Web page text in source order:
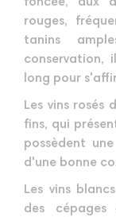
rouges,
tanins
conservation,
long pour
Les vins rosés
fins, qui
possèdent
d'une bonne
Les vins
des